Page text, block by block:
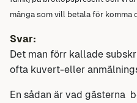
många som vill betala för komma
Svar:
Det man förr kallade
ofta kuvert-eller
En sådan är vad gästerna